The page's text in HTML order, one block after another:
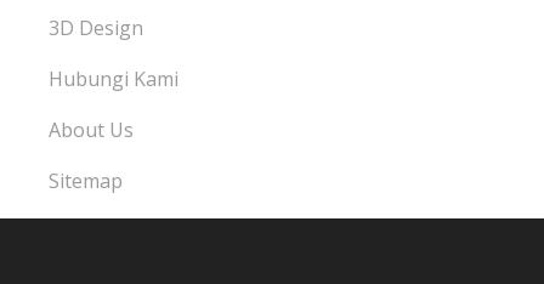
3D Design
Hubungi Kami
About Us
Sitemap